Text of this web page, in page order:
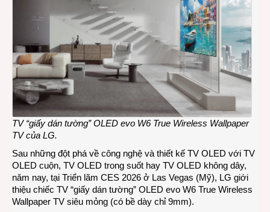
TV “giấy dán tường” OLED evo W6 True Wireless Wallpaper
TV của LG.
Sau những đột phá về công nghệ và thiết kế TV OLED với TV
OLED cuộn, TV OLED trong suốt hay TV OLED không dây,
năm nay, tại Triển lãm CES 2026 ở Las Vegas (Mỹ), LG giới
thiệu chiếc TV “giấy dán tường” OLED evo W6 True Wireless
Wallpaper TV siêu mỏng (có bề dày chỉ 9mm).